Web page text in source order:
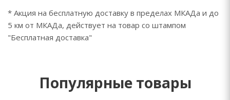
* Акция на бесплатную доставку в пределах МКАДа и до
5 км от МКАДа, действует на товар со штампом
"Бесплатная доставка"
Популярные товары